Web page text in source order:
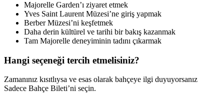
Majorelle Garden’ı ziyaret etmek
Yves Saint Laurent Müzesi’ne giriş yapmak
Berber Müzesi’ni keşfetmek
Daha derin kültürel ve tarihi bir bakış kazanmak
Tam Majorelle deneyiminin tadını çıkarmak
Hangi seçeneği tercih etmelisiniz?
Zamanınız kısıtlıysa ve esas olarak bahçeye ilgi duyuyorsanız
Sadece Bahçe Bileti’ni seçin.